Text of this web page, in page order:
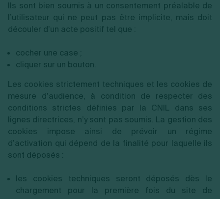
Ils sont bien soumis à un consentement préalable de
l’utilisateur qui ne peut pas être implicite, mais doit
découler d’un acte positif tel que :
cocher une case ;
cliquer sur un bouton.
Les cookies strictement techniques et les cookies de
mesure d’audience, à condition de respecter des
conditions strictes définies par la CNIL dans ses
lignes directrices, n’y sont pas soumis. La gestion des
cookies impose ainsi de prévoir un régime
d’activation qui dépend de la finalité pour laquelle ils
sont déposés :
les cookies techniques seront déposés dès le
chargement pour la première fois du site de